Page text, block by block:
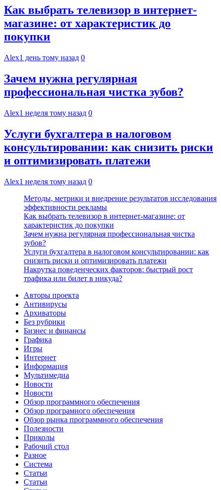
Как выбрать телевизор в интернет-
магазине: от характеристик до
покупки
Alex1 день тому назад 0
Зачем нужна регулярная
профессиональная чистка зубов?
Alex1 неделя тому назад 0
Услуги бухгалтера в налоговом
консультировании: как снизить риски
и оптимизировать платежи
Alex1 неделя тому назад 0
Методы, метрики и внедрение результатов исследования
эффективности рекламы
Как выбрать телевизор в интернет-магазине: от
характеристик до покупки
Зачем нужна регулярная профессиональная чистка
зубов?
Услуги бухгалтера в налоговом консультировании: как
снизить риски и оптимизировать платежи
Накрутка поведенческих факторов: быстрый рост
трафика или билет в никуда?
Авторы проекта
Антивирусы
Архиваторы
Без рубрики
Бизнес и финансы
Графика
Игры
Интернет
Информация
Мультимедиа
Новости
Новости
Обзор программного обеспечения
Обзор програмного обеспечения
Обзор рынка программного обеспечения
Полезности
Приколы
Рабочий стол
Разное
Система
Статьи
Статьи